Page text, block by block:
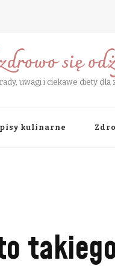
się
uwagi i ciekawe diety dla
kulinarne